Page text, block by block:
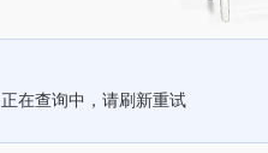
正在查询中，请刷新重试